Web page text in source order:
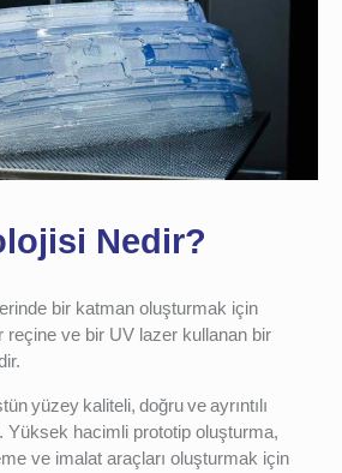
Nedir?
bir katman oluşturmak için
reçine ve bir UV lazer kullanan bir
yüzey kaliteli, doğru ve ayrıntılı
Yüksek hacimli prototip oluşturma,
ve imalat araçları oluşturmak için